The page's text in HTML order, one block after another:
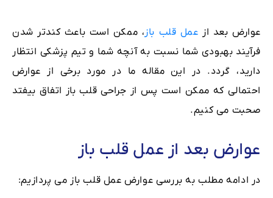
عوارض بعد از عمل قلب باز ، ممکن است باعث کندتر شدن
فرآیند بهبودی شما نسبت به آنچه شما و تیم پزشکی انتظار
دارید، گردد. در این مقاله ما در مورد برخی از عوارض
احتمالی که ممکن است پس از جراحی قلب باز اتفاق بیفتد
صحبت می کنیم.
عوارض بعد از عمل قلب باز
در ادامه مطلب به بررسی عوارض عمل قلب باز می پردازیم: